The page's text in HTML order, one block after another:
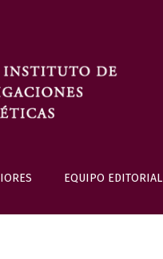
EQUIPO EDITORIAL